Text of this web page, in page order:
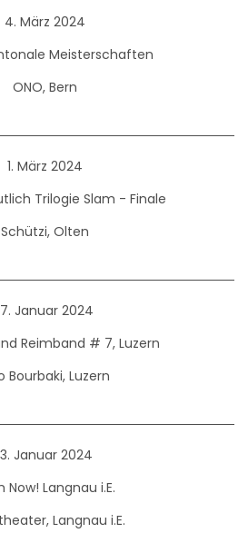
4. März 2024
Meisterschaften
ONO, Bern
1. März 2024
Trilogie Slam - Finale
Schützi, Olten
Januar 2024
Reimband # 7, Luzern
Bourbaki, Luzern
Januar 2024
Now! Langnau i.E.
Langnau i.E.